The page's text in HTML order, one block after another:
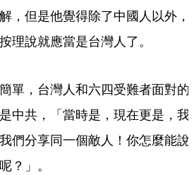
，但是他覺得除了中國人以外，
理說就應當是台灣人了。
單，台灣人和六四受難者面對的
中共，「當時是，現在更是，我
們分享同一個敵人！你怎麼能說
？」。